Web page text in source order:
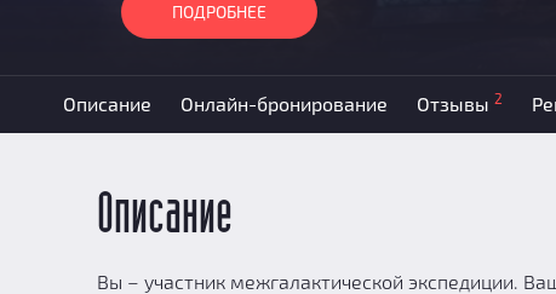
ПОДРОБНЕЕ
Описание Онлайн-бронирование Отзывы 2
Описание
Вы – участник межгалактической экспедиции.